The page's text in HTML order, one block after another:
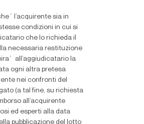
l’acquirente sia in
condizioni in cui si
che lo richieda il
necessaria restituzione
all’aggiudicatario la
ogni altra pretesa
nei confronti del
(a talfine, su richiesta
all’acquirente
ed esperti alla data
pubblicazione del lotto